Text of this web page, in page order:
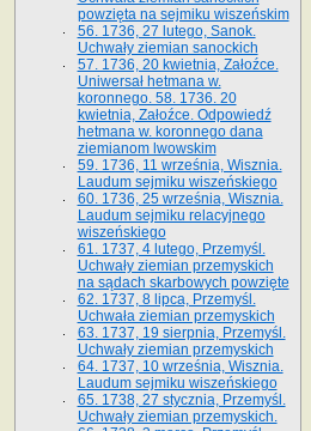
powzięta na sejmiku wiszeńskim
56. 1736, 27 lutego, Sanok.
Uchwały ziemian sanockich
57. 1736, 20 kwietnia, Załoźce.
Uniwersał hetmana w.
koronnego. 58. 1736. 20
kwietnia, Załoźce. Odpowiedź
hetmana w. koronnego dana
ziemianom lwowskim
59. 1736, 11 września, Wisznia.
Laudum sejmiku wiszeńskiego
60. 1736, 25 września, Wisznia.
Laudum sejmiku relacyjnego
wiszeńskiego
61. 1737, 4 lutego, Przemyśl.
Uchwały ziemian przemyskich
na sądach skarbowych powzięte
62. 1737, 8 lipca, Przemyśl.
Uchwała ziemian przemyskich
63. 1737, 19 sierpnia, Przemyśl.
Uchwały ziemian przemyskich
64. 1737, 10 września, Wisznia.
Laudum sejmiku wiszeńskiego
65. 1738, 27 stycznia, Przemyśl.
Uchwały ziemian przemyskich­­.